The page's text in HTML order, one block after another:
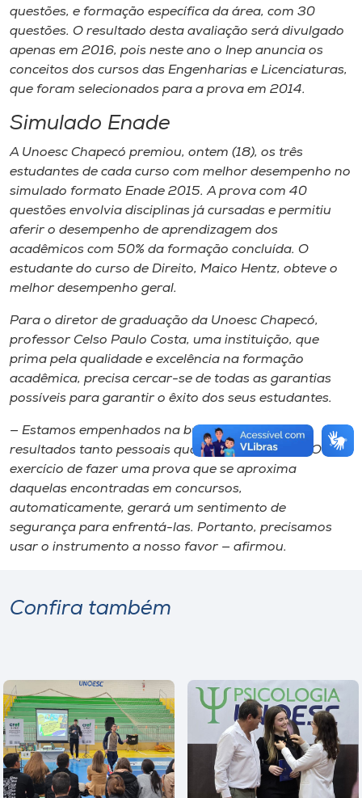
questões, e formação específica da área, com 30
questões. O resultado desta avaliação será divulgado
apenas em 2016, pois neste ano o Inep anuncia os
conceitos dos cursos das Engenharias e Licenciaturas,
que foram selecionados para a prova em 2014.
Simulado Enade
A Unoesc Chapecó premiou, ontem (18), os três
estudantes de cada curso com melhor desempenho no
simulado formato Enade 2015. A prova com 40
questões envolvia disciplinas já cursadas e permitiu
aferir o desempenho de aprendizagem dos
acadêmicos com 50% da formação concluída. O
estudante do curso de Direito, Maico Hentz, obteve o
melhor desempenho geral.
Para o diretor de graduação da Unoesc Chapecó,
professor Celso Paulo Costa, uma instituição, que
prima pela qualidade e excelência na formação
acadêmica, precisa cercar-se de todas as garantias
possíveis para garantir o êxito dos seus estudantes.
— Estamos empenhados na busca por melhores
resultados tanto pessoais quanto institucionais. O
exercício de fazer uma prova que se aproxima
daquelas encontradas em concursos,
automaticamente, gerará um sentimento de
segurança para enfrentá-las. Portanto, precisamos
usar o instrumento a nosso favor — afirmou.
Confira também